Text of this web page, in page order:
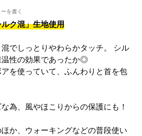
を書く
ク混」生地使用
でしっとりやわらかタッチ。 シル
温性の効果であったか◎
を使っていて、ふんわりと首を包
為、風やほこりからの保護にも！
か、ウォーキングなどの普段使い